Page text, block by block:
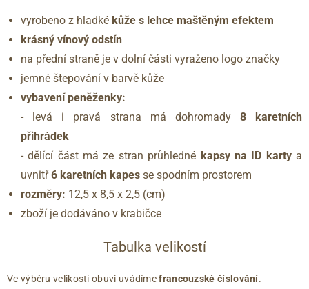
vyrobeno z hladké kůže s lehce maštěným efektem
krásný vínový odstín
na přední straně je v dolní části vyraženo logo značky
jemné štepování v barvě kůže
vybavení peněženky:
- levá i pravá strana má dohromady 8 karetních
přihrádek
- dělící část má ze stran průhledné kapsy na ID kartya
uvnitř6 karetních kapes se spodním prostorem
rozměry: 12,5 x 8,5 x 2,5 (cm)
zboží je dodáváno v krabičce
Tabulka velikostí
Ve výběru velikosti obuvi uvádímefrancouzské číslování.